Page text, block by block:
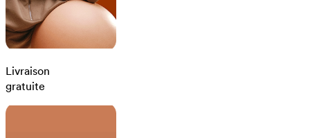
Livraison
gratuite